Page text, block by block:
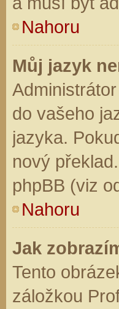
Nahoru
Můj jazyk
do vašeho
jazyka.
nový
phpBB (viz
Nahoru
Jak
Tento
záložkou